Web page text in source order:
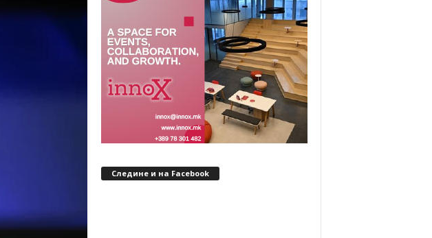
Следине и на Facebook